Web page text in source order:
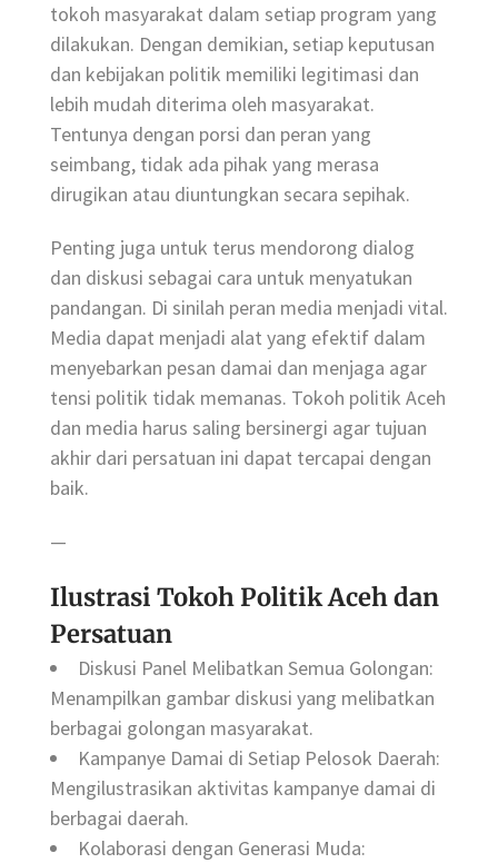
tokoh masyarakat dalam setiap program yang
dilakukan. Dengan demikian, setiap keputusan
dan kebijakan politik memiliki legitimasi dan
lebih mudah diterima oleh masyarakat.
Tentunya dengan porsi dan peran yang
seimbang, tidak ada pihak yang merasa
dirugikan atau diuntungkan secara sepihak.
Penting juga untuk terus mendorong dialog
dan diskusi sebagai cara untuk menyatukan
pandangan. Di sinilah peran media menjadi vital.
Media dapat menjadi alat yang efektif dalam
menyebarkan pesan damai dan menjaga agar
tensi politik tidak memanas. Tokoh politik Aceh
dan media harus saling bersinergi agar tujuan
akhir dari persatuan ini dapat tercapai dengan
baik.
—
Ilustrasi Tokoh Politik Aceh dan
Persatuan
Diskusi Panel Melibatkan Semua Golongan:
Menampilkan gambar diskusi yang melibatkan
berbagai golongan masyarakat.
Kampanye Damai di Setiap Pelosok Daerah:
Mengilustrasikan aktivitas kampanye damai di
berbagai daerah.
Kolaborasi dengan Generasi Muda: